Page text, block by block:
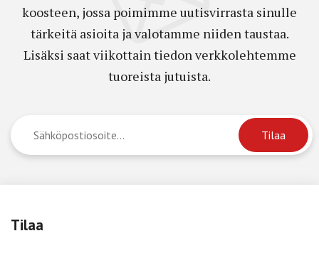
koosteen, jossa poimimme uutisvirrasta sinulle
tärkeitä asioita ja valotamme niiden taustaa.
Lisäksi saat viikottain tiedon verkkolehtemme
tuoreista jutuista.
Tilaa